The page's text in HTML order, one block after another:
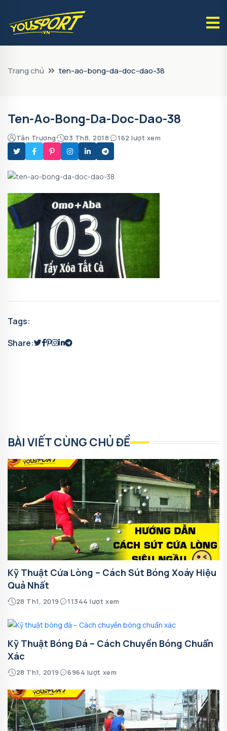
Trang chủ ten-ao-bong-da-doc-dao-38
Ten-Ao-Bong-Da-Doc-Dao-38
Tân Trương 03 Th8, 2018 162 lượt xem
Tags:
Share:
BÀI VIẾT CÙNG CHỦ ĐỀ
Kỹ Thuật Cứa Lòng – Cách Sút Bóng Xoáy Hiệu
Quả Nhất
28 Th1, 2019 11344 lượt xem
Kỹ Thuật Bóng Đá – Cách Chuyền Bóng Chuẩn
Xác
28 Th1, 2019 6964 lượt xem